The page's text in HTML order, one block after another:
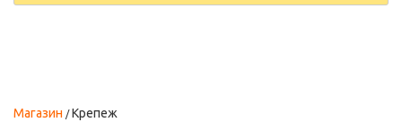
Магазин Крепеж